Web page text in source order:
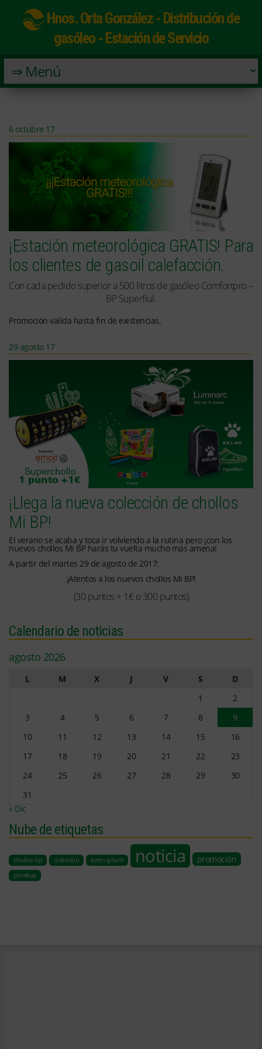
Hnos. Orta González - Distribución de
gasóleo - Estación de Servicio
6 octubre 17
¡Estación meteorológica GRATIS! Para
los clientes de gasoil calefacción.
Con cada pedido superior a 500 litros de gasóleo Comfortpro –
BP Superfiul.
Promoción valida hasta fin de existencias.
29 agosto 17
¡Llega la nueva colección de chollos
Mi BP!
El verano se acaba y toca ir volviendo a la rutina pero ¡con los
nuevos chollos Mi BP harás tu vuelta mucho más amena!
A partir del martes 29 de agosto de 2017:
¡Atentos a los nuevos chollos Mi BP!
(30 puntos + 1€ o 300 puntos)
Calendario de noticias
agosto 2026
L M X J V S
D
1
2
3
4 5 6 7 8
9
10
11 12 13 14 15
16
17
18 19 20 21 22
23
24
25 26 27 28 29
30
31
« Dic
Nube de etiquetas
chollos bp colección loren ipsum noticia promoción
pruebas